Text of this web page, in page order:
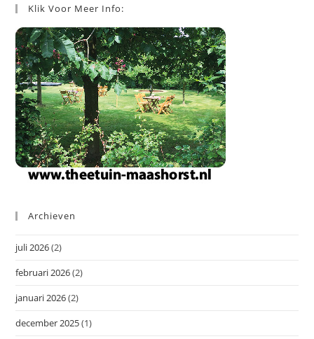
Klik Voor Meer Info:
Archieven
juli 2026(2)
februari 2026(2)
januari 2026(2)
december 2025(1)